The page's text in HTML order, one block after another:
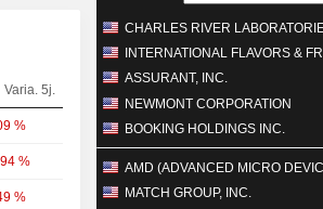
Varia. 5j.
%
%
%
ASSURANT, INC.
NEWMONT CORPORATION
BOOKING HOLDINGS INC.
MATCH GROUP, INC.